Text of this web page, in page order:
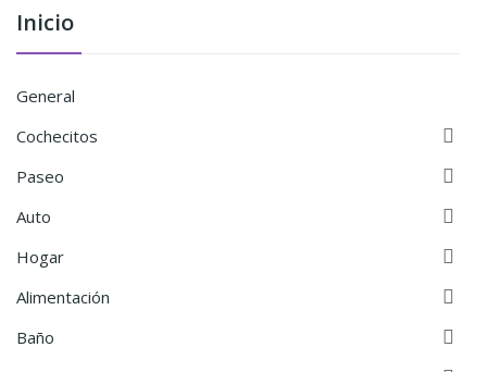
Inicio
General
Cochecitos

Paseo

Auto

Hogar

Alimentación

Baño
